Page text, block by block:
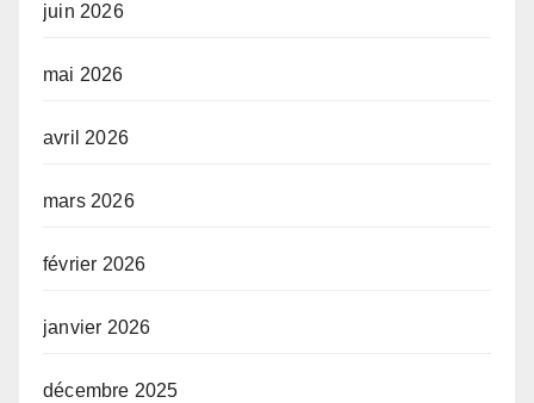
juin 2026
mai 2026
avril 2026
mars 2026
février 2026
janvier 2026
décembre 2025